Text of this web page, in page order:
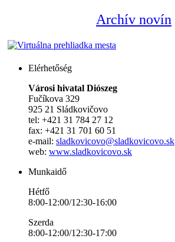
Archív novín
Elérhetőség
Városi hivatal Diószeg
Fučíkova 329
925 21 Sládkovičovo
tel: +421 31 784 27 12
fax: +421 31 701 60 51
e-mail: sladkovicovo@sladkovicovo.sk
web: www.sladkovicovo.sk
Munkaidő
Hétfő
8:00-12:00/12:30-16:00
Szerda
8:00-12:00/12:30-17:00